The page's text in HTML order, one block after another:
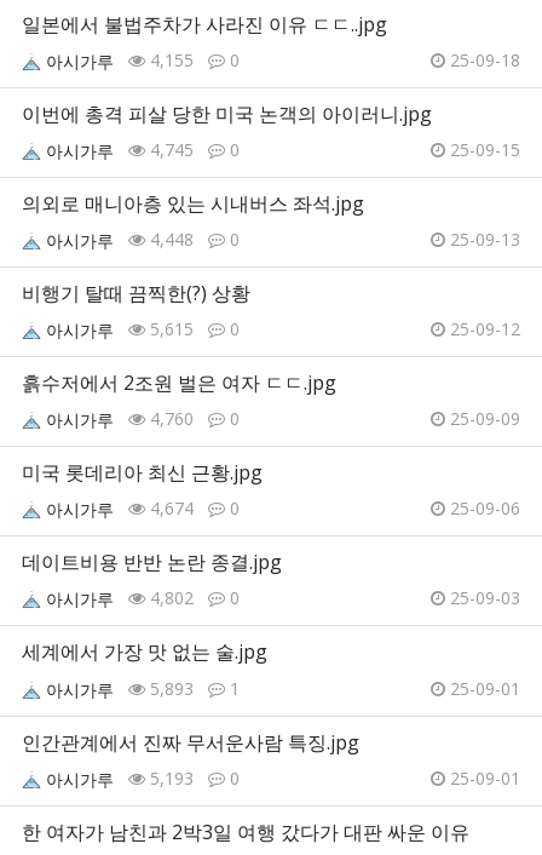
일본에서 불법주차가 사라진 이유 ㄷㄷ..jpg
아시가루 4,155 0 25-09-18
이번에 총격 피살 당한 미국 논객의 아이러니.jpg
아시가루 4,745 0 25-09-15
의외로 매니아층 있는 시내버스 좌석.jpg
아시가루 4,448 0 25-09-13
비행기 탈때 끔찍한(?) 상황
아시가루 5,615 0 25-09-12
흙수저에서 2조원 벌은 여자 ㄷㄷ.jpg
아시가루 4,760 0 25-09-09
미국 롯데리아 최신 근황.jpg
아시가루 4,674 0 25-09-06
데이트비용 반반 논란 종결.jpg
아시가루 4,802 0 25-09-03
세계에서 가장 맛 없는 술.jpg
아시가루 5,893 1 25-09-01
인간관계에서 진짜 무서운사람 특징.jpg
아시가루 5,193 0 25-09-01
한 여자가 남친과 2박3일 여행 갔다가 대판 싸운 이유